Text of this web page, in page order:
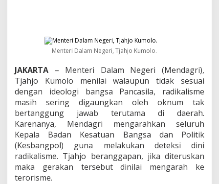
t
a
e
b
a
n
g
p
o
D
a
Menteri Dalam Negeri, Tjahjo Kumolo.
JAKARTA – Menteri Dalam Negeri (Mendagri),
Tjahjo Kumolo menilai walaupun tidak sesuai
dengan ideologi bangsa Pancasila, radikalisme
masih sering digaungkan oleh oknum tak
bertanggung jawab terutama di daerah.
Karenanya, Mendagri mengarahkan seluruh
Kepala Badan Kesatuan Bangsa dan Politik
(Kesbangpol) guna melakukan deteksi dini
radikalisme. Tjahjo beranggapan, jika diteruskan
maka gerakan tersebut dinilai mengarah ke
terorisme.